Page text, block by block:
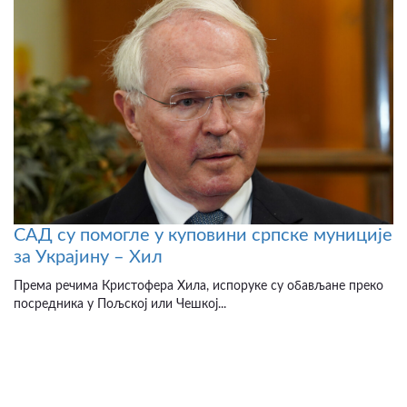
САД су помогле у куповини српске муниције
за Украјину – Хил
Према речима Кристофера Хила, испоруке су обављане преко
посредника у Пољској или Чешкој...